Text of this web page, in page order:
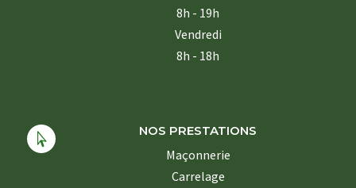
8h - 19h
Vendredi
8h - 18h

NOS PRESTATIONS
Maçonnerie
Carrelage